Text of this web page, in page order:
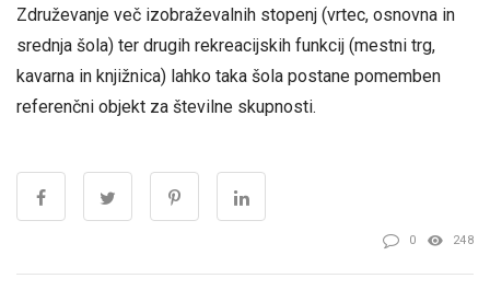
Združevanje več izobraževalnih stopenj (vrtec, osnovna in
srednja šola) ter drugih rekreacijskih funkcij (mestni trg,
kavarna in knjižnica) lahko taka šola postane pomemben
referenčni objekt za številne skupnosti.
0 248